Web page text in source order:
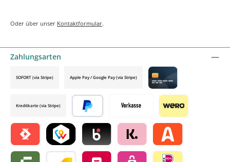
Oder über unser Kontaktformular.
Zahlungsarten
Vorkasse Wero
Satispay by mollieTWINT by mollieBlik by mollieKlarna by mollieAlma by mollie
SOFORT (via Stripe) Apple Pay / Google Pay (via Stripe)
Credit card by mollie
Kreditkarte (via Stripe)
Später bezahlen